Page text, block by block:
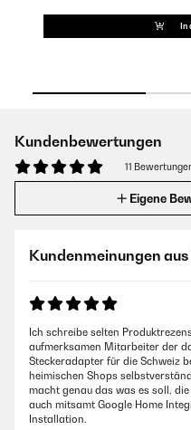
In
Kundenbewertungen
11
Eigene
Kundenmeinungen
Ich schreibe selten
aufmerksamen Mitarbeiter der
Steckeradapter für die Schweiz
heimischen Shops
macht genau das was es soll,
auch mitsamt Google Home
Installation.